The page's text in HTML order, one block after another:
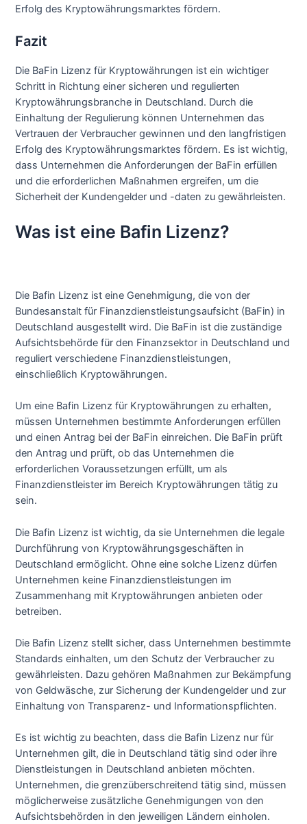
Erfolg des Kryptowährungsmarktes fördern.
Fazit
Die BaFin Lizenz für Kryptowährungen ist ein wichtiger
Schritt in Richtung einer sicheren und regulierten
Kryptowährungsbranche in Deutschland. Durch die
Einhaltung der Regulierung können Unternehmen das
Vertrauen der Verbraucher gewinnen und den langfristigen
Erfolg des Kryptowährungsmarktes fördern. Es ist wichtig,
dass Unternehmen die Anforderungen der BaFin erfüllen
und die erforderlichen Maßnahmen ergreifen, um die
Sicherheit der Kundengelder und -daten zu gewährleisten.
Was ist eine Bafin Lizenz?
Die Bafin Lizenz ist eine Genehmigung, die von der
Bundesanstalt für Finanzdienstleistungsaufsicht (BaFin) in
Deutschland ausgestellt wird. Die BaFin ist die zuständige
Aufsichtsbehörde für den Finanzsektor in Deutschland und
reguliert verschiedene Finanzdienstleistungen,
einschließlich Kryptowährungen.
Um eine Bafin Lizenz für Kryptowährungen zu erhalten,
müssen Unternehmen bestimmte Anforderungen erfüllen
und einen Antrag bei der BaFin einreichen. Die BaFin prüft
den Antrag und prüft, ob das Unternehmen die
erforderlichen Voraussetzungen erfüllt, um als
Finanzdienstleister im Bereich Kryptowährungen tätig zu
sein.
Die Bafin Lizenz ist wichtig, da sie Unternehmen die legale
Durchführung von Kryptowährungsgeschäften in
Deutschland ermöglicht. Ohne eine solche Lizenz dürfen
Unternehmen keine Finanzdienstleistungen im
Zusammenhang mit Kryptowährungen anbieten oder
betreiben.
Die Bafin Lizenz stellt sicher, dass Unternehmen bestimmte
Standards einhalten, um den Schutz der Verbraucher zu
gewährleisten. Dazu gehören Maßnahmen zur Bekämpfung
von Geldwäsche, zur Sicherung der Kundengelder und zur
Einhaltung von Transparenz- und Informationspflichten.
Es ist wichtig zu beachten, dass die Bafin Lizenz nur für
Unternehmen gilt, die in Deutschland tätig sind oder ihre
Dienstleistungen in Deutschland anbieten möchten.
Unternehmen, die grenzüberschreitend tätig sind, müssen
möglicherweise zusätzliche Genehmigungen von den
Aufsichtsbehörden in den jeweiligen Ländern einholen.